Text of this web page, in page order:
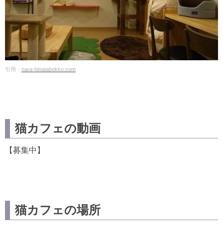
引用： nara-hinatabokko.com
猫カフェの動画
【募集中】
猫カフェの場所